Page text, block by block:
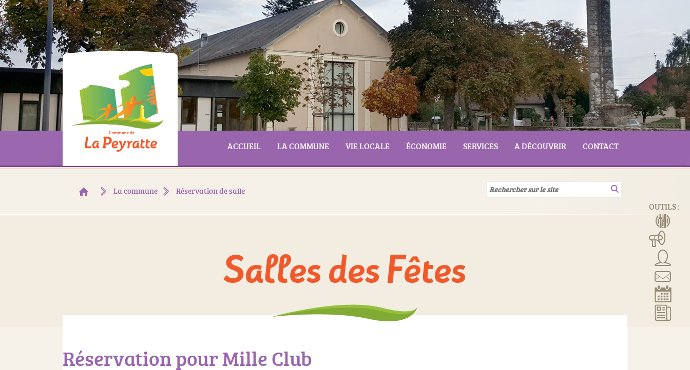
ACCUEIL LA COMMUNE VIE LOCALE ÉCONOMIE SERVICES A DÉCOUVRIR CONTACT
La commune Réservation de salle
OUTILS :
Salles des Fêtes
Réservation pour Mille Club